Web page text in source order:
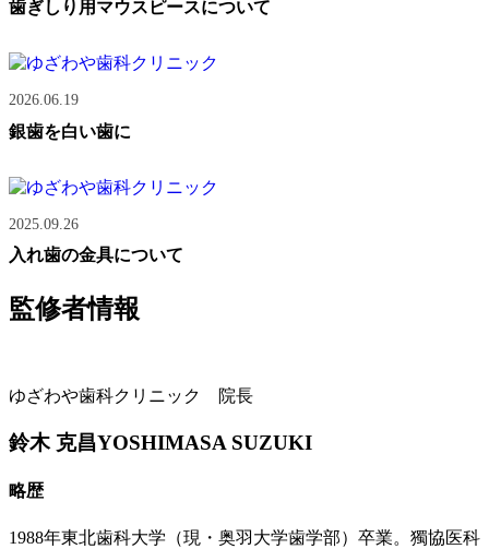
歯ぎしり用マウスピースについて
2026.06.19
銀歯を白い歯に
2025.09.26
入れ歯の金具について
監修者情報
ゆざわや歯科クリニック 院長
鈴木 克昌YOSHIMASA SUZUKI
略歴
1988年東北歯科大学（現・奥羽大学歯学部）卒業。獨協医科